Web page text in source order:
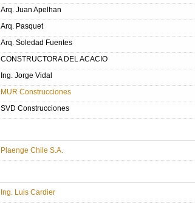
Arq. Juan Apelhan
Arq. Pasquet
Arq. Soledad Fuentes
CONSTRUCTORA DEL ACACIO
Ing. Jorge Vidal
MUR Construcciones
SVD Construcciones
Plaenge Chile S.A.
Ing. Luis Cardier